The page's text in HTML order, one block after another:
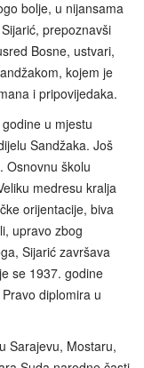
bolje, u nijansama
prepoznavši
Bosne, ustvari,
kojem je
i pripovijedaka.
u mjestu
Sandžaka. Još
Osnovnu školu
medresu kralja
orijentacije, biva
upravo zbog
Sijarić završava
se 1937. godine
diplomira u
Sarajevu, Mostaru,